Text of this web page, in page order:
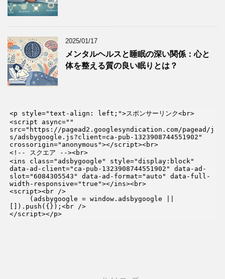
2025/01/17
メンタルヘルスと睡眠の深い関係：心と
体を整える質の良い眠りとは？
<p style="text-align: left;">スポンサーリンク<br>
<script async=""
src="https://pagead2.googlesyndication.com/pagead/j
s/adsbygoogle.js?client=ca-pub-1323908744551902"
crossorigin="anonymous"></script><br>
<!-- スクエア --><br>
<ins class="adsbygoogle" style="display:block"
data-ad-client="ca-pub-1323908744551902" data-ad-
slot="6084305543" data-ad-format="auto" data-full-
width-responsive="true"></ins><br>
<script><br />
[]).push({});<br />
</script></p>